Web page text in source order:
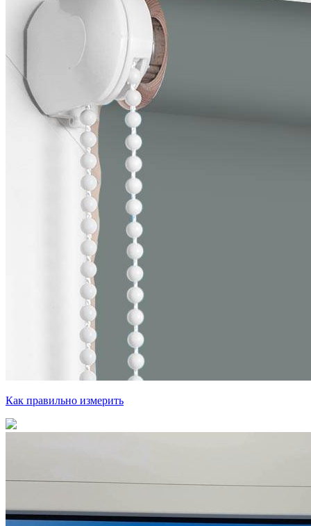
Как правильно измерить